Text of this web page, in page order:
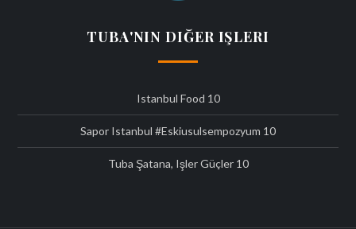
TUBA'NIN DIĞER IŞLERI
Istanbul Food 10
Sapor Istanbul #eskiusulsempozyum 10
Tuba Şatana, Işler Güçler10